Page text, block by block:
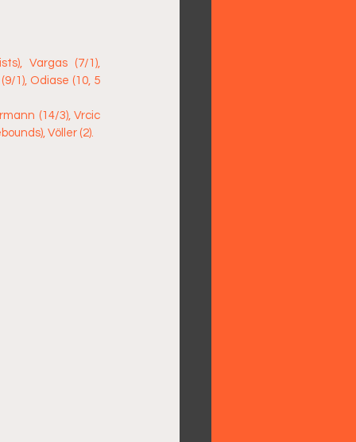
Vargas (7/1),
1), Odiase (10, 5
(14/3), Vrcic
Völler (2).